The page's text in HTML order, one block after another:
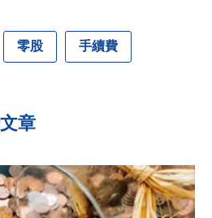
零股 手續費
章